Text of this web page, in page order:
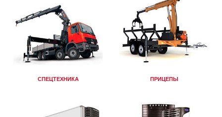
СПЕЦТЕХНИКА ПРИЦЕПЫ